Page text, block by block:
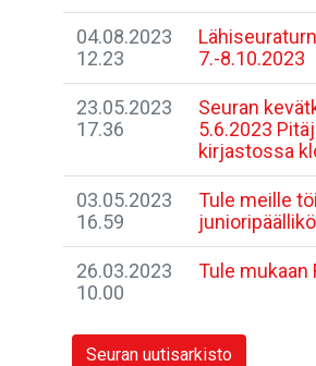
04.08.2023
12.23
7.-8.10.2023
23.05.2023
17.36
Seuran
5.6.2023
kirjastossa
03.05.2023
16.59
Tule meille
26.03.2023
10.00
Tule mukaan
Seuran uutisarkisto